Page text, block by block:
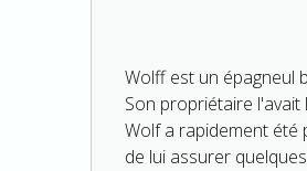
Wolff est un épagneul
Son propriétaire
Wolf a rapidement été
de lui assurer